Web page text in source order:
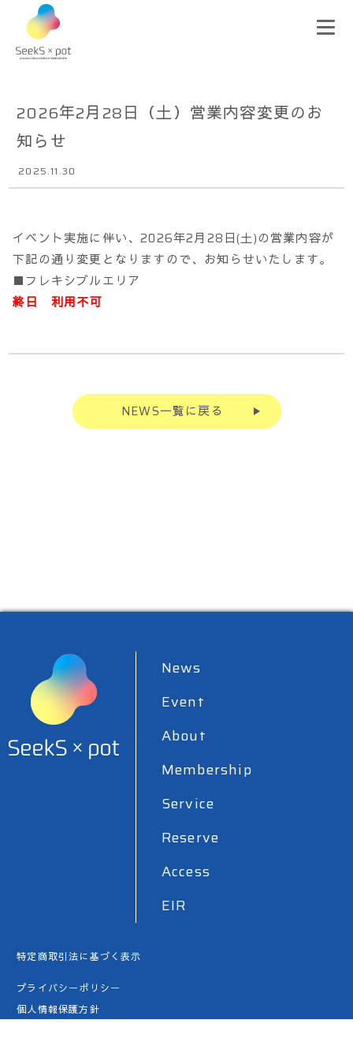
2026年2月28日（土）営業内容変更のお
知らせ
2025.11.30
イベント実施に伴い、2026年2月28日(土)の営業内容が
下記の通り変更となりますので、お知らせいたします。
■フレキシブルエリア
終日 利用不可
NEWS一覧に戻る
News
Event
About
Membership
Service
Reserve
Access
EIR
特定商取引法に基づく表示
プライバシーポリシー
個人情報保護方針